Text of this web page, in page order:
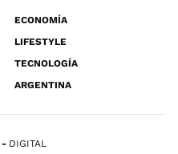
ECONOMÍA
LIFESTYLE
TECNOLOGÍA
ARGENTINA
DIGITAL